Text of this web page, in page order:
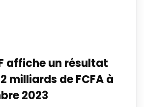
affiche un résultat
milliards de FCFA à
2023